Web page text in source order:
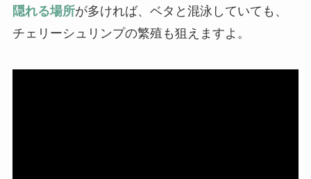
隠れる場所が多ければ、ベタと混泳していても、
チェリーシュリンプの繁殖も狙えますよ。